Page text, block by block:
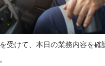
受けて、本日の業務内容を確